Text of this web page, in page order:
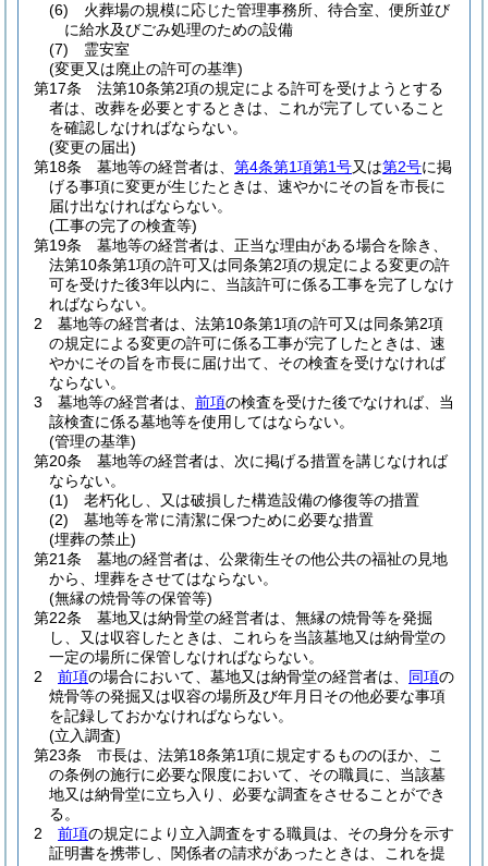
(6)
火葬場の規模に応じた管理事務所、待合室、便所並び
に給水及びごみ処理のための設備
(7)
霊安室
(変更又は廃止の許可の基準)
第17条
法第10条第2項の規定による許可を受けようとする
者は、改葬を必要とするときは、これが完了していること
を確認しなければならない。
(変更の届出)
第18条
墓地等の経営者は、 第4条第1項第1号又は第2号に掲
げる事項に変更が生じたときは、速やかにその旨を市長に
届け出なければならない。
(工事の完了の検査等)
第19条
墓地等の経営者は、正当な理由がある場合を除き、
法第10条第1項の許可又は同条第2項の規定による変更の許
可を受けた後3年以内に、当該許可に係る工事を完了しなけ
ればならない。
2
墓地等の経営者は、法第10条第1項の許可又は同条第2項
の規定による変更の許可に係る工事が完了したときは、速
やかにその旨を市長に届け出て、その検査を受けなければ
ならない。
3
墓地等の経営者は、 前項の検査を受けた後でなければ、当
該検査に係る墓地等を使用してはならない。
(管理の基準)
第20条
墓地等の経営者は、次に掲げる措置を講じなければ
ならない。
(1)
老朽化し、又は破損した構造設備の修復等の措置
(2)
墓地等を常に清潔に保つために必要な措置
(埋葬の禁止)
第21条
墓地の経営者は、公衆衛生その他公共の福祉の見地
から、埋葬をさせてはならない。
(無縁の焼骨等の保管等)
第22条
墓地又は納骨堂の経営者は、無縁の焼骨等を発掘
し、又は収容したときは、これらを当該墓地又は納骨堂の
一定の場所に保管しなければならない。
2
前項の場合において、墓地又は納骨堂の経営者は、 同項の
焼骨等の発掘又は収容の場所及び年月日その他必要な事項
を記録しておかなければならない。
(立入調査)
第23条
市長は、法第18条第1項に規定するもののほか、こ
の条例の施行に必要な限度において、その職員に、当該墓
地又は納骨堂に立ち入り、必要な調査をさせることができ
る。
2
前項の規定により立入調査をする職員は、その身分を示す
証明書を携帯し、関係者の請求があったときは、これを提